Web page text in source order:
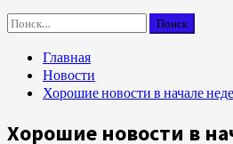
Найти:
Главная
Новости
Хорошие новости в начале
Хорошие новости в